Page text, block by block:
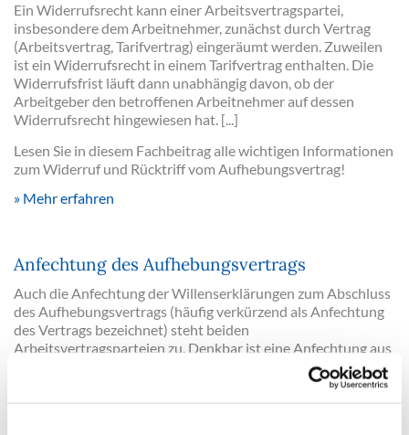
Ein Widerrufsrecht kann einer Arbeitsvertragspartei,
insbesondere dem Arbeitnehmer, zunächst durch Vertrag
(Arbeitsvertrag, Tarifvertrag) eingeräumt werden. Zuweilen
ist ein Widerrufsrecht in einem Tarifvertrag enthalten. Die
Widerrufsfrist läuft dann unabhängig davon, ob der
Arbeitgeber den betroffenen Arbeitnehmer auf dessen
Widerrufsrecht hingewiesen hat. [...]
Lesen Sie in diesem Fachbeitrag alle wichtigen Informationen
zum Widerruf und Rücktriff vom Aufhebungsvertrag!
Mehr erfahren
Anfechtung des Aufhebungsvertrags
Auch die Anfechtung der Willenserklärungen zum Abschluss
des Aufhebungsvertrags (häufig verkürzend als Anfechtung
des Vertrags bezeichnet) steht beiden
Arbeitsvertragsparteien zu. Denkbar ist eine Anfechtung aus
allen in den §§ 119-123 BGB niedergelegten Gründen. In der
Praxis wird von diesem Gestaltungsrecht jedoch vor allem
vom Arbeitnehmer Gebrauch gemacht und hierbei i.d.R. auf